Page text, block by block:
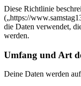
Diese Richtlinie
(„https://
die Daten verwendet,
werden.
Umfang und Art
Deine Daten werden